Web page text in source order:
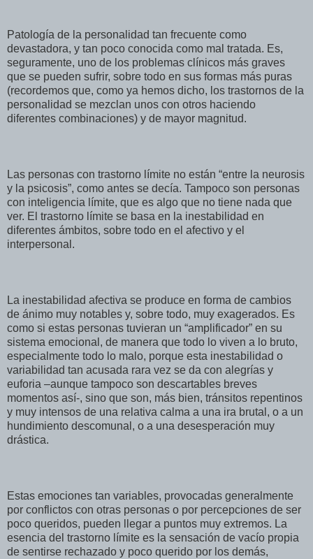
Patología de la personalidad tan frecuente como
devastadora, y tan poco conocida como mal tratada. Es,
seguramente, uno de los problemas clínicos más graves
que se pueden sufrir, sobre todo en sus formas más puras
(recordemos que, como ya hemos dicho, los trastornos de la
personalidad se mezclan unos con otros haciendo
diferentes combinaciones) y de mayor magnitud.
Las personas con trastorno límite no están “entre la neurosis
y la psicosis”, como antes se decía. Tampoco son personas
con inteligencia límite, que es algo que no tiene nada que
ver. El trastorno límite se basa en la inestabilidad en
diferentes ámbitos, sobre todo en el afectivo y el
interpersonal.
La inestabilidad afectiva se produce en forma de cambios
de ánimo muy notables y, sobre todo, muy exagerados. Es
como si estas personas tuvieran un “amplificador” en su
sistema emocional, de manera que todo lo viven a lo bruto,
especialmente todo lo malo, porque esta inestabilidad o
variabilidad tan acusada rara vez se da con alegrías y
euforia –aunque tampoco son descartables breves
momentos así-, sino que son, más bien, tránsitos repentinos
y muy intensos de una relativa calma a una ira brutal, o a un
hundimiento descomunal, o a una desesperación muy
drástica.
Estas emociones tan variables, provocadas generalmente
por conflictos con otras personas o por percepciones de ser
poco queridos, pueden llegar a puntos muy extremos. La
esencia del trastorno límite es la sensación de vacío propia
de sentirse rechazado y poco querido por los demás,